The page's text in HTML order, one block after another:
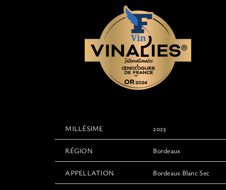
MILLÉSIME 2023
RÉGION Bordeaux
APPELLATION Bordeaux Blanc Sec